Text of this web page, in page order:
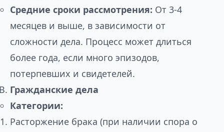
Средние сроки рассмотрения: От 3-4
месяцев и выше, в зависимости от
сложности дела. Процесс может длиться
более года, если много эпизодов,
потерпевших и свидетелей.
Гражданские дела
Категории:
Расторжение брака (при наличии спора о